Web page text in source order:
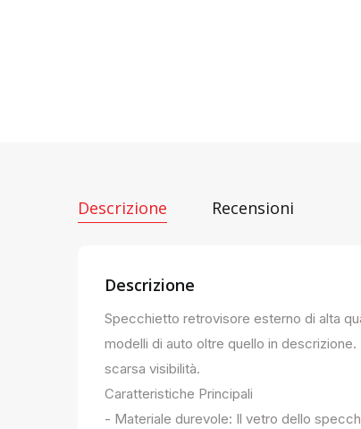
Descrizione Recensioni
Descrizione
Specchietto retrovisore esterno di alta
modelli di auto oltre quello in
scarsa visibilità.
Caratteristiche Principali
- Materiale durevole: Il vetro dello